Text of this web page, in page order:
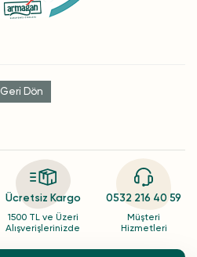
Geri Dön
Ücretsiz Kargo
1500 TL ve Üzeri
Alışverişlerinizde
0532 216 40 59
Müşteri
Hizmetleri